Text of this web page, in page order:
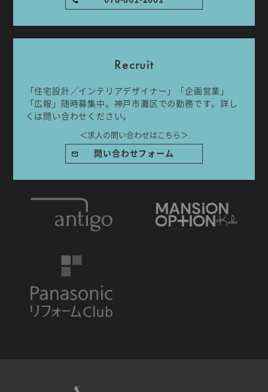
Recruit
「住宅設計／インテリアデザイナー」「企画営業」
「広報」随時募集中。神戸市灘区での勤務です。詳し
くは問い合わせください。
＜求人の問い合わせはこちら＞
問い合わせフォーム
IDA DESIGN by 株式会社 IDA Company
兵庫県神戸市灘区水道筋6丁目7番18号 NK103ビル1F
TEL.078-861-2001（営業時間：09:00〜17:00 土日祝休み）